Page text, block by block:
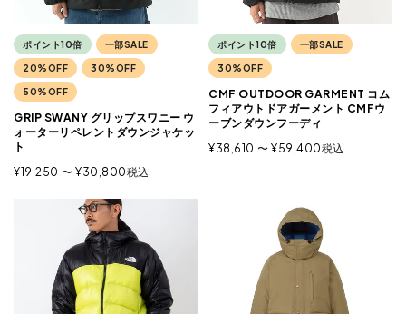
ポイント10倍 一部SALE
20%OFF 30%OFF
50%OFF
GRIP SWANY グリップスワニー ウ
ォーターリペレントダウンジャケッ
ト
¥19,250 〜 ¥30,800税込
ポイント10倍 一部SALE
30%OFF
CMF OUTDOOR GARMENT コム
フィアウトドアガーメント CMFウ
ーブンダウンフーディ
¥38,610 〜 ¥59,400税込